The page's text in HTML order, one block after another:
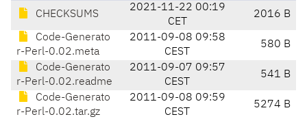
CHECKSUMS
2021-11-22 00:19
CET
2016 B
Code-Generato
r-Perl-0.02.meta
2011-09-08 09:58
CEST
580 B
Code-Generato
r-Perl-0.02.readme
2011-09-07 09:57
CEST
541 B
Code-Generato
r-Perl-0.02.tar.gz
2011-09-08 09:59
CEST
5274 B